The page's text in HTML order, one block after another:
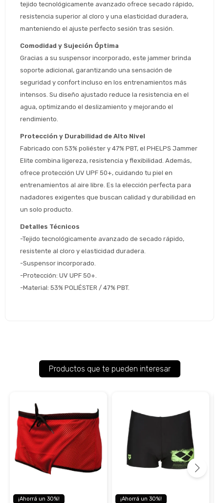
tejido tecnológicamente avanzado ofrece secado rápido,
resistencia superior al cloro y una elasticidad duradera,
manteniendo el ajuste perfecto sesión tras sesión.
Comodidad y Sujeción Óptima
Gracias a su suspensor incorporado, este jammer brinda
soporte adicional, garantizando una sensación de
seguridad y confort incluso en los entrenamientos más
intensos. Su diseño ajustado reduce la resistencia en el
agua, optimizando el deslizamiento y mejorando el
rendimiento.
Protección y Durabilidad de Alto Nivel
Fabricado con 53% poliéster y 47% PBT, el PHELPS Jammer
Elite combina ligereza, resistencia y flexibilidad. Además,
ofrece protección UV UPF 50+, cuidando tu piel en
entrenamientos al aire libre. Es la elección perfecta para
nadadores exigentes que buscan calidad y durabilidad en
un solo producto.
Detalles Técnicos
-Tejido tecnológicamente avanzado de secado rápido,
resistente al cloro y elasticidad duradera.
-Suspensor incorporado.
-Protección: UV UPF 50+.
-Material: 53% POLIÉSTER / 47% PBT.
Productos que te pueden interesar
30 30
Comprá ahora y Pagá
Después, hasta en 12
cuotas y sin tocar tu
tarjeta de crédito
Cédula de identidad
Celular
Fecha de nacimiento
Día
Continuar
Estimado/a
Estás calificado para comprar usando Pago
¡Tenés hasta
para comprar en las cuotas
que prefieras!
Elegí tus productos preferidos
de pago
Parece que no tenes oferta, lamentamos
el inconveniente, por cualquier duda
contactanos en
preguntas@pagodespues.com.uy
¡Algo salió mal!
Por favor intenta nuevamente mas tarde.